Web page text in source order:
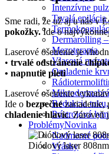
Intenzívne
Trvalá
Dermarolling
Mezoterapia
Vlasová
Omladenie
Redukcia
Prístrojová
ProblémyNovinka
Nadmerné
Vrásky
Sme radi, že už aj u nás v
pokožky.Ide o
Laserové ošetrenie je
• trvalé odstránenie
• napnutie pleti
Laserové ošetrenie
Ide o bezpečnézariadenie,
chladenie hlavíc. Zároveň
Diódový laser 808nm